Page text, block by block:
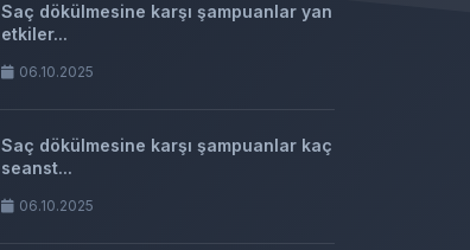
Saç dökülmesine karşı şampuanlar yan
etkiler...
06.10.2025
Saç dökülmesine karşı şampuanlar kaç
seanst...
06.10.2025